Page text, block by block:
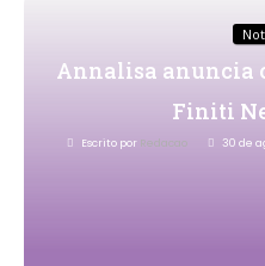
Annalisa anuncia
Finiti
Escrito por Redacao 30 de